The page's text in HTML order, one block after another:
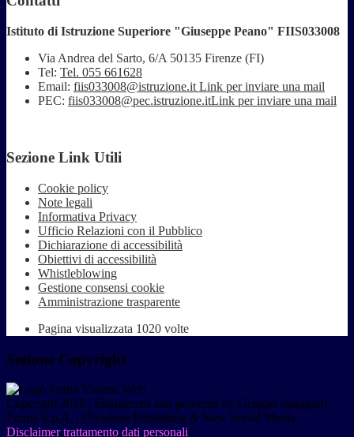
Istituto di Istruzione Superiore "Giuseppe Peano" FIIS033008
Via Andrea del Sarto, 6/A 50135 Firenze (FI)
Tel: Tel. 055 661628
Email: fiis033008@istruzione.it Link per inviare una mail
PEC: fiis033008@pec.istruzione.itLink per inviare una mail
Sezione Link Utili
Cookie policy
Note legali
Informativa Privacy
Ufficio Relazioni con il Pubblico
Dichiarazione di accessibilità
Obiettivi di accessibilità
Whistleblowing
Gestione consensi cookie
Amministrazione trasparente
Pagina visualizzata 1020 volte
Sezione Copyright
Copyright 2026 | Engineered and powered by Gruppo Spaggiari
Parma S.p.A. | Divisione Publishing & New Social Media
Disclaimer trattamento dati personali